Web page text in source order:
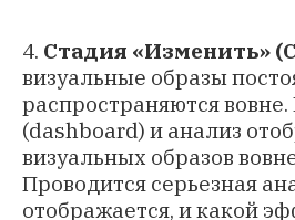
4. Стадия «Изменить»
визуальные образы
распространяются вовне.
(dashboard) и анализ
визуальных образов
Проводится серьезная
отображается, и какой